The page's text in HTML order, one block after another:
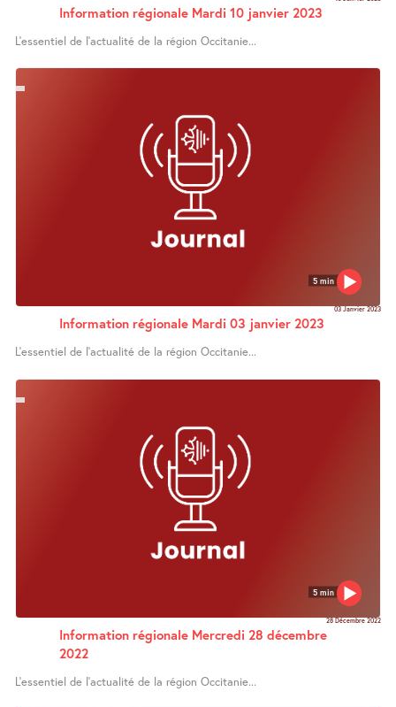
Information régionale Mardi 10 janvier 2023
L’essentiel de l’actualité de la région Occitanie...
5 min
03 Janvier 2023
Information régionale Mardi 03 janvier 2023
L’essentiel de l’actualité de la région Occitanie...
5 min
28 Décembre 2022
Information régionale Mercredi 28 décembre
2022
L’essentiel de l’actualité de la région Occitanie...